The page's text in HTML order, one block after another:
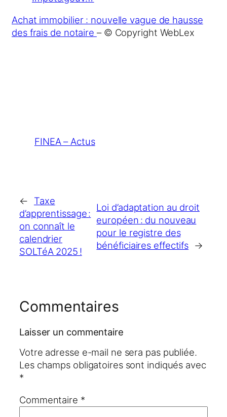
Achat immobilier : nouvelle vague de hausse
des frais de notaire – © Copyright WebLex
FINEA – Actus
←
Taxe
d’apprentissage :
on connaît le
calendrier
SOLTéA 2025 !
Loi d’adaptation au droit
européen : du nouveau
pour le registre des
bénéficiaires effectifs →
Commentaires
Laisser un commentaire
Votre adresse e-mail ne sera pas publiée.
Les champs obligatoires sont indiqués avec
*
Commentaire *